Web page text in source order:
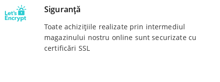
Siguranță
Toate achizițiile realizate prin intermediul
magazinului nostru online sunt securizate cu
certificări SSL